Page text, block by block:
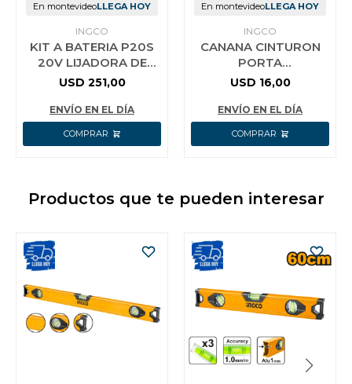
En montevideoLLEGA HOY
INGCO
KIT A BATERIA P20S
20V LIJADORA DE
YESO 850W 180MM 7
ORBITAL 1
USD 251,00
ENVÍO EN EL DÍA
En montevideoLLEGA HOY
INGCO
CANANA CINTURON
PORTA
HERRAMIENTAS C 10
HTBP020328
USD 16,00
ENVÍO EN EL DÍA
Productos que te pueden interesar